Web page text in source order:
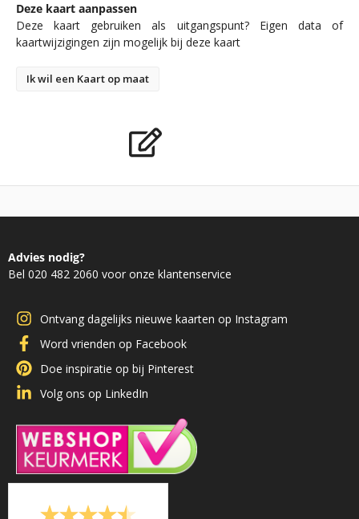
Deze kaart aanpassen
Deze kaart gebruiken als uitgangspunt? Eigen data of
kaartwijzigingen zijn mogelijk bij deze kaart
Ik wil een Kaart op maat
Advies nodig?
Bel 020 482 2060 voor onze klantenservice
Ontvang dagelijks nieuwe kaarten op Instagram
Word vrienden op Facebook
Doe inspiratie op bij Pinterest
Volg ons op LinkedIn